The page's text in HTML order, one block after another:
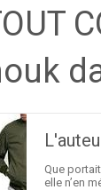
Que
elle n’en